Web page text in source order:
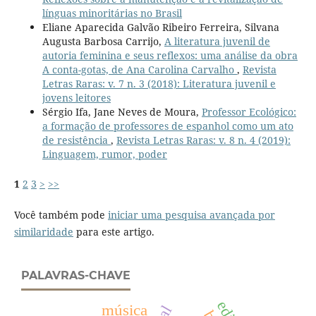
línguas minoritárias no Brasil
Eliane Aparecida Galvão Ribeiro Ferreira, Silvana
Augusta Barbosa Carrijo, A literatura juvenil de
autoria feminina e seus reflexos: uma análise da obra
A conta-gotas, de Ana Carolina Carvalho , Revista
Letras Raras: v. 7 n. 3 (2018): Literatura juvenil e
jovens leitores
Sérgio Ifa, Jane Neves de Moura, Professor Ecológico:
a formação de professores de espanhol como um ato
de resistência , Revista Letras Raras: v. 8 n. 4 (2019):
Linguagem, rumor, poder
1 2 3 > >>
Você também pode iniciar uma pesquisa avançada por
similaridade para este artigo.
PALAVRAS-CHAVE
música